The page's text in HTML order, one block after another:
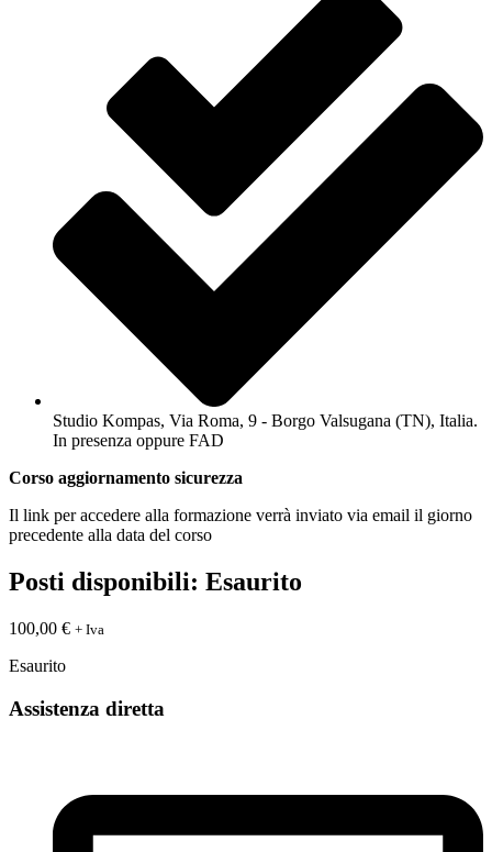
Studio Kompas, Via Roma, 9 - Borgo Valsugana (TN), Italia.
In presenza oppure FAD
Corso aggiornamento sicurezza
Il link per accedere alla formazione verrà inviato via email il giorno
precedente alla data del corso
Posti disponibili: Esaurito
100,00 € + Iva
Esaurito
Assistenza diretta